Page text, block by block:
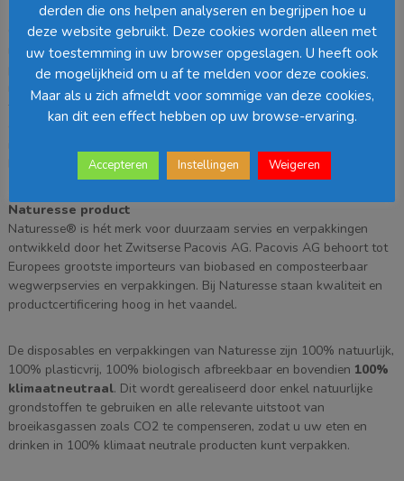
CPLA servies wordt gemaakt van planten zoals suikerriet, suikerbiet,
mais en cassavewortel. Door fermentatie van ruwe suikers uit deze
planten ontstaan er melkzuur moleculen. Na polymerisatie van de
melkzuur moleculen ontstaat er PLA. Door PLA tijdens de productie
te verhitten kristalliseert het materiaal en ontstaat er CPLA. CPLA is
een natuurlijk alternatief voor plastic en is gecertificeerd voor
Naturesse product
Naturesse® is hét merk voor duurzaam servies en verpakkingen
ontwikkeld door het Zwitserse Pacovis AG. Pacovis AG behoort tot
Europees grootste importeurs van biobased en composteerbaar
wegwerpservies en verpakkingen. Bij Naturesse staan kwaliteit en
productcertificering hoog in het vaandel.
De disposables en verpakkingen van Naturesse zijn 100% natuurlijk,
100% plasticvrij, 100% biologisch afbreekbaar en bovendien 100%
klimaatneutraal. Dit wordt gerealiseerd door enkel natuurlijke
grondstoffen te gebruiken en alle relevante uitstoot van
broeikasgassen zoals CO2 te compenseren, zodat u uw eten en
drinken in 100% klimaat neutrale producten kunt verpakken.
derden die ons helpen analyseren en begrijpen hoe u
deze website gebruikt. Deze cookies worden alleen met
uw toestemming in uw browser opgeslagen. U heeft ook
de mogelijkheid om u af te melden voor deze cookies.
Maar als u zich afmeldt voor sommige van deze cookies,
kan dit een effect hebben op uw browse-ervaring.
Accepteren Instellingen Weigeren